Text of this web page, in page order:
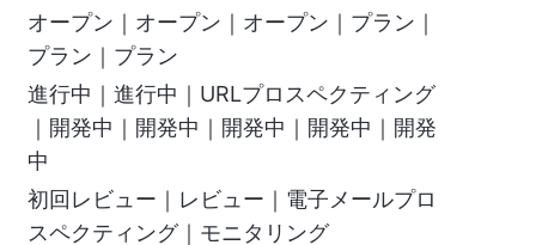
オープン｜オープン｜オープン｜プラン｜
プラン｜プラン
進行中｜進行中｜URLプロスペクティング
｜開発中｜開発中｜開発中｜開発中｜開発
中
初回レビュー｜レビュー｜電子メールプロ
スペクティング｜モニタリング